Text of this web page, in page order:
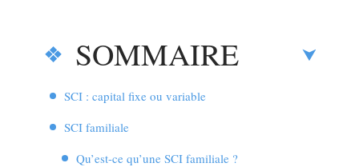
SOMMAIRE
SCI : capital fixe ou variable
SCI familiale
Qu’est-ce qu’une SCI familiale ?